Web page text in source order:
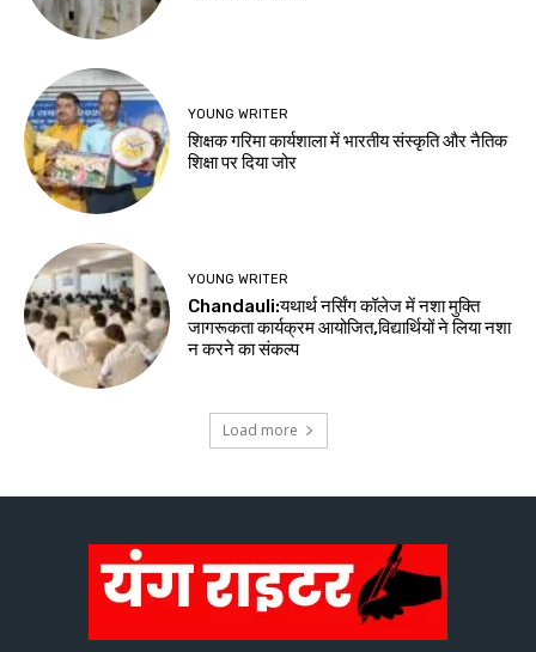
YOUNG WRITER
शिक्षक गरिमा कार्यशाला में भारतीय संस्कृति और नैतिक
शिक्षा पर दिया जोर
YOUNG WRITER
Chandauli:यथार्थ नर्सिंग कॉलेज में नशा मुक्ति
जागरूकता कार्यक्रम आयोजित,विद्यार्थियों ने लिया नशा
न करने का संकल्प
Load more